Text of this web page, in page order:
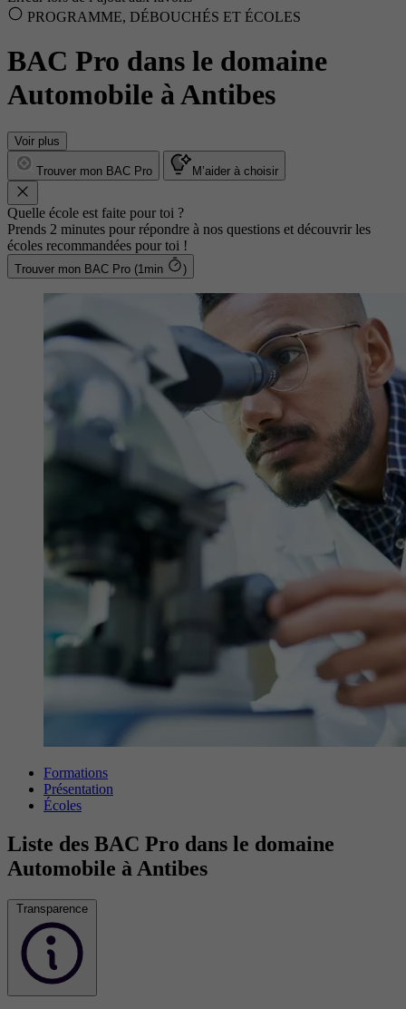
PROGRAMME, DÉBOUCHÉS ET ÉCOLES
BAC Pro dans le domaine
Automobile à Antibes
Voir plus
Trouver mon BAC Pro M’aider à choisir
Quelle école est faite pour toi ?
Prends 2 minutes pour répondre à nos questions et découvrir les
écoles recommandées pour toi !
Trouver mon BAC Pro (1min )
Formations
Présentation
Écoles
Liste des BAC Pro dans le domaine
Automobile à Antibes
Transparence